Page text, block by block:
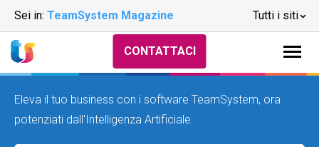
Sei in: TeamSystem Magazine Tutti i siti
CONTATTACI
Eleva il tuo business con i software TeamSystem, ora
potenziati dall'Intelligenza Artificiale.